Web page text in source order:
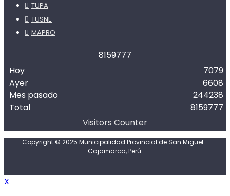
TUPA
TUSNE
MAPRO
8159777
Hoy
Ayer
Mes pasado
Total
7079
6608
244238
8159777
Visitors Counter
Copyright © 2025 Municipalidad Provincial de San Miguel -
Cajamarca, Perú.
X